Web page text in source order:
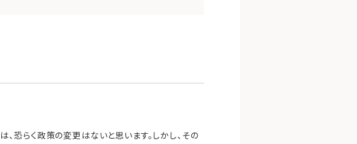
、恐らく政策の変更はないと思います。しかし、その